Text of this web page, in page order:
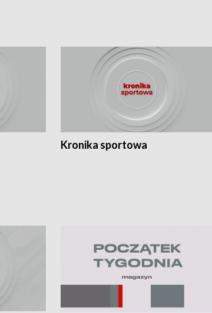
Kronika sportowa